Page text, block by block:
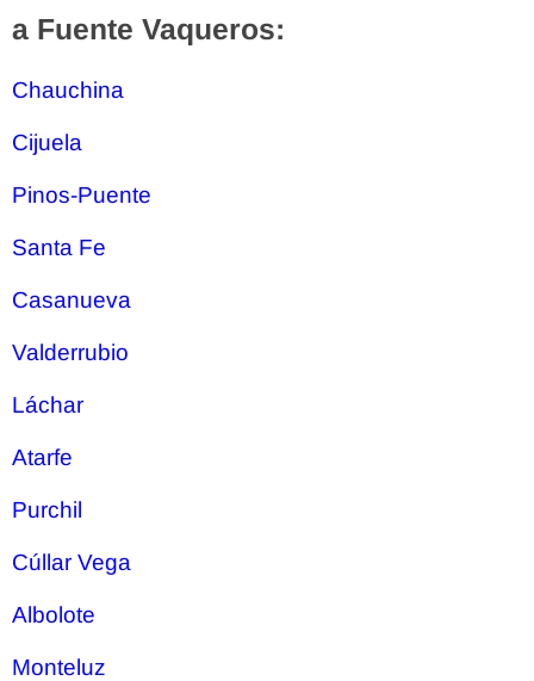
a Fuente Vaqueros:
Chauchina
Cijuela
Pinos-Puente
Santa Fe
Casanueva
Valderrubio
Láchar
Atarfe
Purchil
Cúllar Vega
Albolote
Monteluz